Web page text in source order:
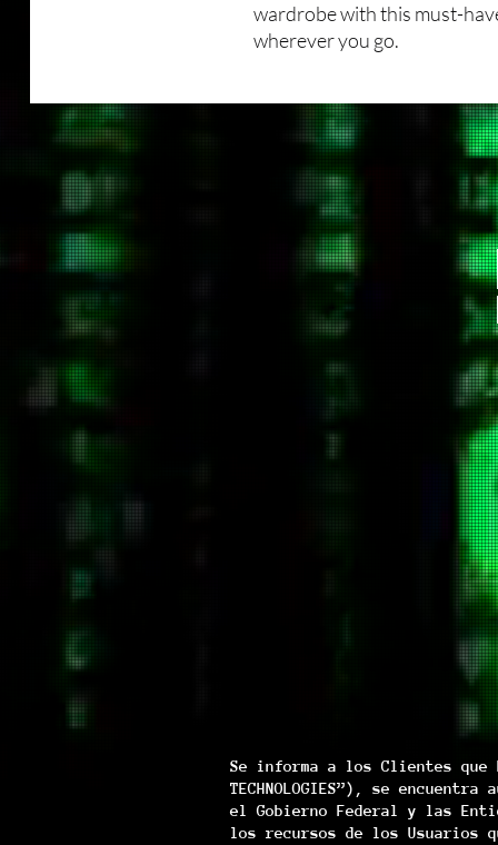
wardrobe with this must-
wherever you go.
Se informa a los Clientes que
TECHNOLOGIES”), se
el Gobierno Federal y las
los recursos de los Usuarios